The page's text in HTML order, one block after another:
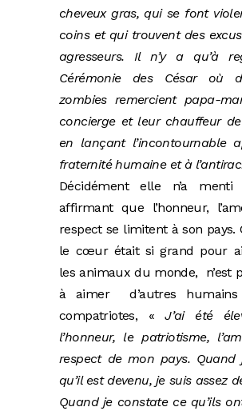
cheveux gras, qui se font
coins et qui trouvent des
agresseurs. Il n’y a qu’à
Cérémonie des César où
zombies remercient papa-
concierge et leur chauffeur
en lançant l’incontournable
fraternité humaine et à
Décidément elle n’a
affirmant que l’honneur,
respect se limitent à son pays.
le cœur était si grand pour
les animaux du monde, n’est
à aimer d’autres
compatriotes, «J’ai été
l’honneur, le patriotisme,
respect de mon pays. Quand
qu’il est devenu, je suis assez
Quand je constate ce qu’ils